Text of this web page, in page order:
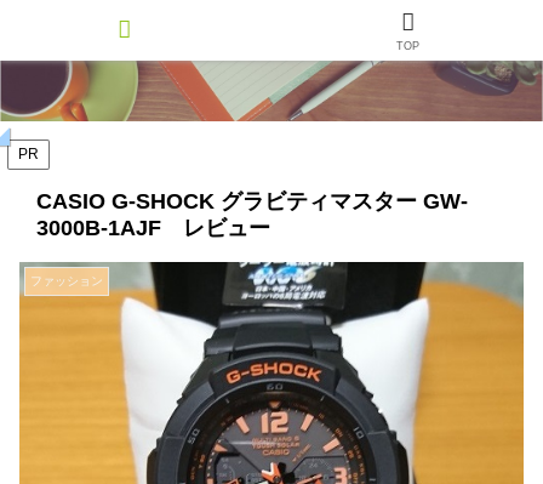
PR
CASIO G-SHOCK グラビティマスター GW-
3000B-1AJF レビュー
ファッション
TOP